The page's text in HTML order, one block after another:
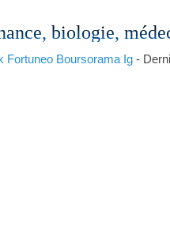
biologie,
Fortuneo Boursorama Ig-